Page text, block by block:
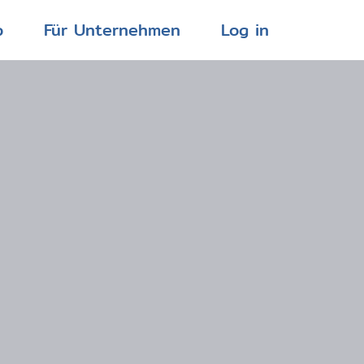
Für Unternehmen Log in